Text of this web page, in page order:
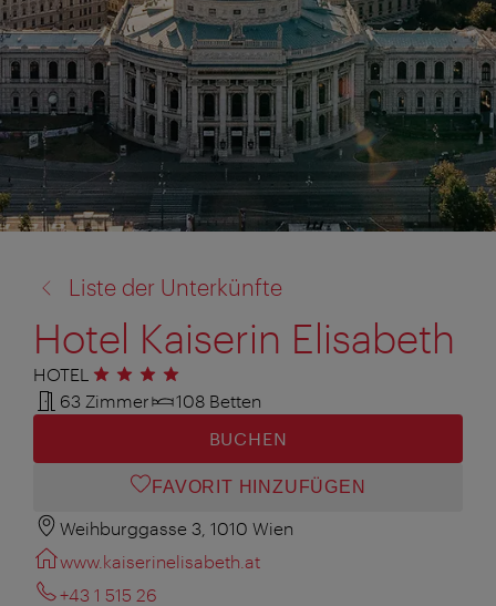
zu:
Liste der Unterkünfte
Hotel Kaiserin Elisabeth
HOTEL 4 Sterne
63 Zimmer
108 Betten
BUCHEN
FAVORIT HINZUFÜGEN
Weihburggasse 3, 1010 Wien
www.kaiserinelisabeth.at
+43 1 515 26